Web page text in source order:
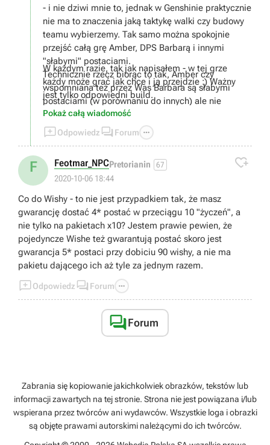
- i nie dziwi mnie to, jednak w Genshinie praktycznie
nie ma to znaczenia jaką taktykę walki czy budowy
teamu wybierzemy. Tak samo można spokojnie
przejść całą grę Amber, DPS Barbarą i innymi
"słabymi" postaciami.
Technicznie rzecz biorąc to tak, Amber czy
wspomniana też przez Was Barbara są słabymi
postaciami (w porównaniu do innych) ale nie
oznacza to że są całkowicie bezużyteczne. Mają
wady jak i zalety. Np. Barbara jest całkiem spoko
f2p postacią do dendro teamu :)
healowanie nie jest bezużyteczne, wręcz
przeciwnie.
Swoje już w tej grze przeżyłem i nie raz taka postać
byłą koniecznością.
Teamy robiące tylko DMG też działają ale
powiedział bym że to bardziej na end game, no
chyba że ktoś jest absolutnym no lifem i w dodatku
ma super szczęście do artefaktów oraz wishowania.
Obecnie najbardziej popularne jest używanie tarczy
jako ratunku w kiepskich sytuacjach.
Samych DPS i sub-dps używa sięraczej na end
W każdym razie, tak jak napisałem - w tej grze
każdy może grać jak chce i ją przejdzie :) Ważny
jest tylko odpowiedni build.
Pokaż całą wiadomość
Odpowiedz  Forum 
F Feotmar_NPCPretorianin 67
2020-10-06 18:44

Co do Wishy - to nie jest przypadkiem tak, że masz
gwarancję dostać 4* postać w przeciągu 10 "życzeń", a
nie tylko na pakietach x10? Jestem prawie pewien, że
pojedyncze Wishe też gwarantują postać skoro jest
gwarancja 5* postaci przy dobiciu 90 wishy, a nie ma
pakietu dającego ich aż tyle za jednym razem.
Odpowiedz  Forum 
Forum
Zabrania się kopiowanie jakichkolwiek obrazków, tekstów lub
informacji zawartych na tej stronie. Strona nie jest powiązana i/lub
wspierana przez twórców ani wydawców. Wszystkie loga i obrazki
są objęte prawami autorskimi należącymi do ich twórców.